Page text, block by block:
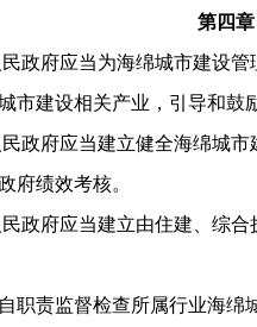
第四章
政府应当为海绵城市建设
市建设相关产业，引导和鼓
政府应当建立健全海绵城
府绩效考核。
政府应当建立由住建、综
职责监督检查所属行业海